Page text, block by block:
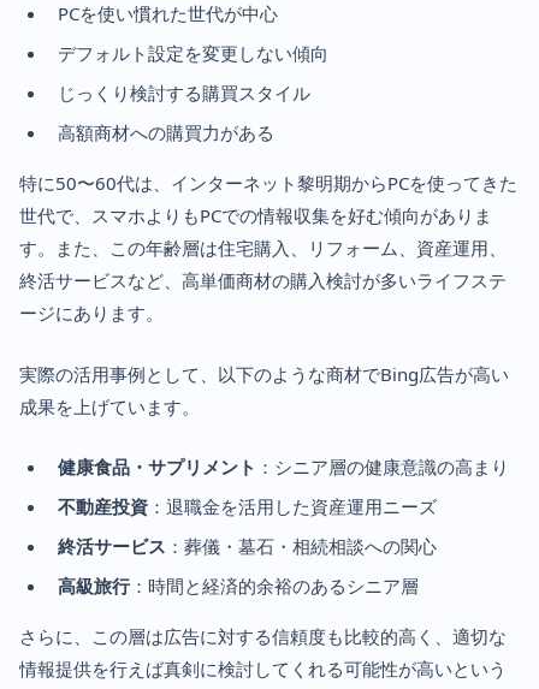
PCを使い慣れた世代が中心
デフォルト設定を変更しない傾向
じっくり検討する購買スタイル
高額商材への購買力がある
特に50〜60代は、インターネット黎明期からPCを使ってきた
世代で、スマホよりもPCでの情報収集を好む傾向がありま
す。また、この年齢層は住宅購入、リフォーム、資産運用、
終活サービスなど、高単価商材の購入検討が多いライフステ
ージにあります。
実際の活用事例として、以下のような商材でBing広告が高い
成果を上げています。
健康食品・サプリメント ：シニア層の健康意識の高まり
不動産投資 ：退職金を活用した資産運用ニーズ
終活サービス ：葬儀・墓石・相続相談への関心
高級旅行：時間と経済的余裕のあるシニア層
さらに、この層は広告に対する信頼度も比較的高く、適切な
情報提供を行えば真剣に検討してくれる可能性が高いという